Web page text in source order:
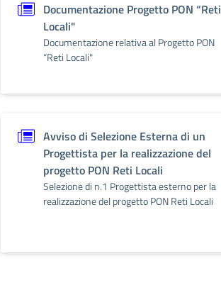
Documentazione Progetto PON “Reti
Locali"
Documentazione relativa al Progetto PON
“Reti Locali"
Avviso di Selezione Esterna di un
Progettista per la realizzazione del
progetto PON Reti Locali
Selezione di n.1 Progettista esterno per la
realizzazione del progetto PON Reti Locali